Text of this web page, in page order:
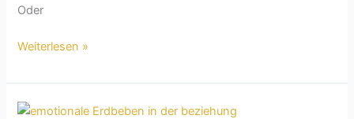
Oder
Weiterlesen »
Mischform